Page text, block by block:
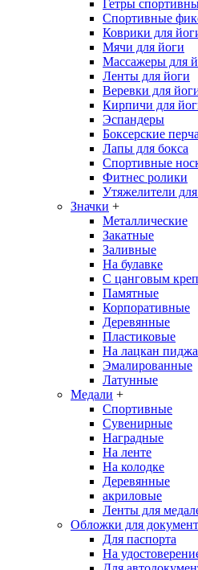
Гетры
Спортивные
Коврики для
Мячи для йоги
Массажеры для
Ленты для йоги
Веревки для
Кирпичи для
Эспандеры
Боксерские
Лапы для бокса
Спортивные
Фитнес ролики
Утяжелители
Значки +
Металлические
Закатные
Заливные
На булавке
С цанговым
Памятные
Корпоративные
Деревянные
Пластиковые
На лацкан
Эмалированные
Латунные
Медали +
Спортивные
Сувенирные
Наградные
На ленте
На колодке
Деревянные
акриловые
Ленты для
Обложки для
Для паспорта
На